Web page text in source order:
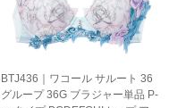
BTJ436｜ワコール サルート 36
グループ 36G ブラジャー単品 P-